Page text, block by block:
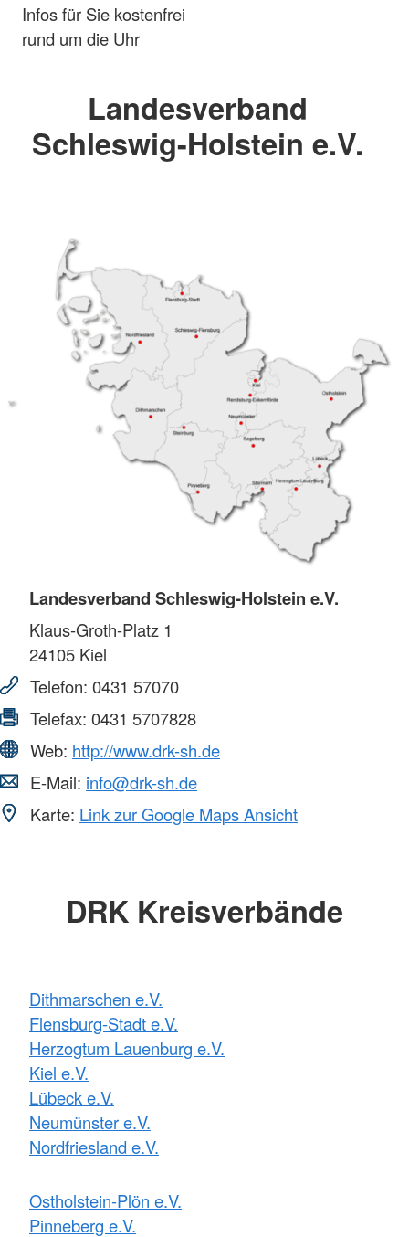
Infos für Sie kostenfrei
rund um die Uhr
Landesverband
Schleswig-Holstein e.V.
Landesverband Schleswig-Holstein e.V.
Klaus-Groth-Platz 1
24105 Kiel
Telefon: 0431 57070
Telefax: 0431 5707828
Web: http://www.drk-sh.de
E-Mail: info@drk-sh.de
Karte: Link zur Google Maps Ansicht
DRK Kreisverbände
Dithmarschen e.V.
Flensburg-Stadt e.V.
Herzogtum Lauenburg e.V.
Kiel e.V.
Lübeck e.V.
Neumünster e.V.
Nordfriesland e.V.
Ostholstein-Plön e.V.
Pinneberg e.V.